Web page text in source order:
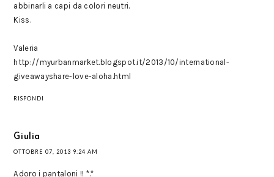
abbinarli a capi da colori neutri.
Kiss.
Valeria
http://myurbanmarket.blogspot.it/2013/10/international-
giveawayshare-love-aloha.html
RISPONDI
Giulia
OTTOBRE 07, 2013 9:24 AM
Adoro i pantaloni !! *.*